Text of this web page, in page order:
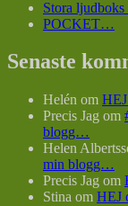
Stora
POCKET…
Senaste
Helén om
Precis Jag om
blogg…
Helen
min blogg…
Precis Jag om
Stina om HEJ